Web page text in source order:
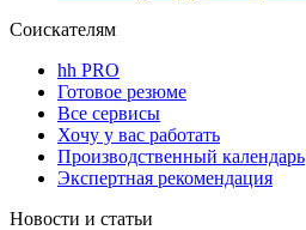
Соискателям
hh PRO
Готовое резюме
Все сервисы
Хочу у вас работать
Производственный календарь
Экспертная рекомендация
Новости и статьи